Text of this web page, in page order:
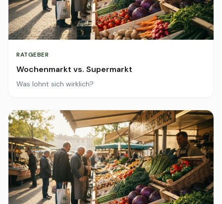
RATGEBER
Wochenmarkt vs. Supermarkt
Was lohnt sich wirklich?